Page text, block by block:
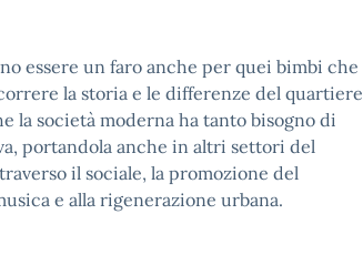
essere un faro anche per quei bimbi che
la storia e le differenze del quartiere
la società moderna ha tanto bisogno di
portandola anche in altri settori del
il sociale, la promozione del
e alla rigenerazione urbana.